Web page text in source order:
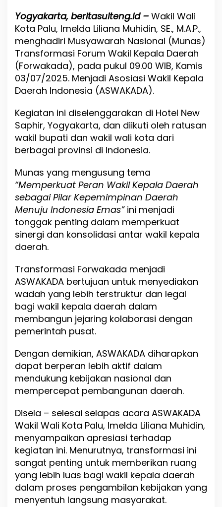
a
P
a
l
u
D
u
k
u
g
S
i
n
e
g
i
P
e
m
e
r
i
a
h
a
n
D
e
h
a
n
g
b
i
h
u
a
t
Yogyakarta, beritasulteng.id – Wakil Wali
Kota Palu, Imelda Liliana Muhidin, SE., M.A.P.,
menghadiri Musyawarah Nasional (Munas)
Transformasi Forum Wakil Kepala Daerah
(Forwakada), pada pukul 09.00 WIB, Kamis
03/07/2025. Menjadi Asosiasi Wakil Kepala
Daerah Indonesia (ASWAKADA).
Kegiatan ini diselenggarakan di Hotel New
Saphir, Yogyakarta, dan diikuti oleh ratusan
wakil bupati dan wakil wali kota dari
berbagai provinsi di Indonesia.
Munas yang mengusung tema
“Memperkuat Peran Wakil Kepala Daerah
sebagai Pilar Kepemimpinan Daerah
Menuju Indonesia Emas”ini menjadi
tonggak penting dalam memperkuat
sinergi dan konsolidasi antar wakil kepala
daerah.
Transformasi Forwakada menjadi
ASWAKADA bertujuan untuk menyediakan
wadah yang lebih terstruktur dan legal
bagi wakil kepala daerah dalam
membangun jejaring kolaborasi dengan
pemerintah pusat.
Dengan demikian, ASWAKADA diharapkan
dapat berperan lebih aktif dalam
mendukung kebijakan nasional dan
mempercepat pembangunan daerah.
Disela – selesai selapas acara ASWAKADA
Wakil Wali Kota Palu, Imelda Liliana Muhidin,
menyampaikan apresiasi terhadap
kegiatan ini. Menurutnya, transformasi ini
sangat penting untuk memberikan ruang
yang lebih luas bagi wakil kepala daerah
dalam proses pengambilan kebijakan yang
menyentuh langsung masyarakat.